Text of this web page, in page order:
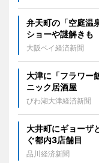
弁天町の「空庭温
ショーや謎解きも
大阪ベイ経済新聞
大津に「フラワー
ニック居酒屋
びわ湖大津経済新聞
大井町にギョーザ
ぐ都内3店舗目
品川経済新聞